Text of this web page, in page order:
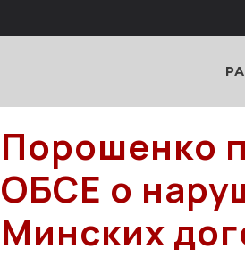
Порошенко
ОБСЕ о
Минских